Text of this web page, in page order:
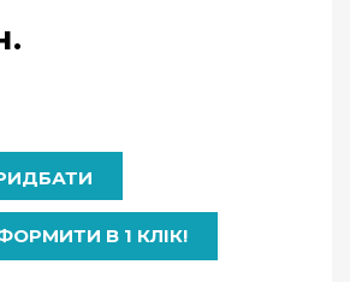
В 1 КЛІК!